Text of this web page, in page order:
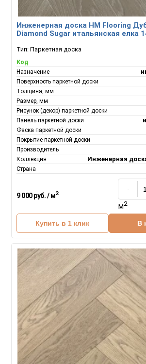
Инженерная доска HM Flooring
Diamond Sugar итальянская елка
Тип: Паркетная доска
Код
Назначение
Поверхность паркетной доски
Толщина, мм
Размер, мм
Рисунок (декор) паркетной доски
Панель паркетной доски
Фаска паркетной доски
Покрытие паркетной доски
Производитель
Коллекция Инженерная
Страна
9 000 руб. / м2
м2
Купить в 1 клик В